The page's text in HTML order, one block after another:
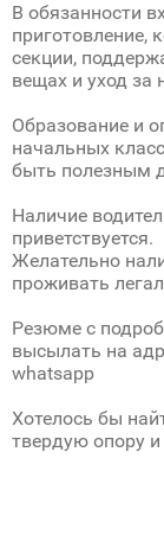
В обязанности
приготовление,
секции,
вещах и уход за
Образование и
начальных
быть полезным
Наличие
приветствуется.
Желательно
проживать
Резюме с
высылать на
whatsapp
Хотелось бы
твердую опору